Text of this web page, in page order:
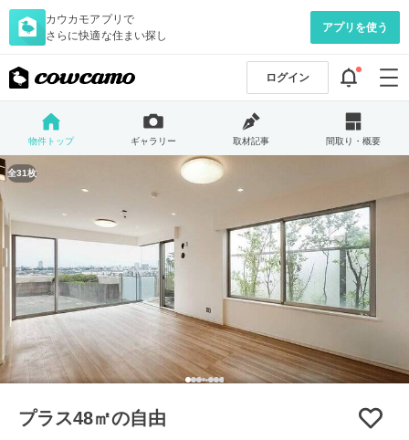
カウカモアプリで
さらに快適な住まい探し
アプリを使う
ログイン
物件トップ ギャラリー 取材記事 間取り・概要
全31枚
プラス48㎡の自由